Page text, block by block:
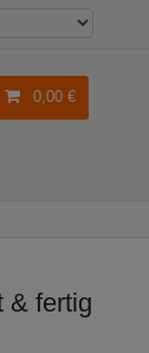
0,00 €
& fertig